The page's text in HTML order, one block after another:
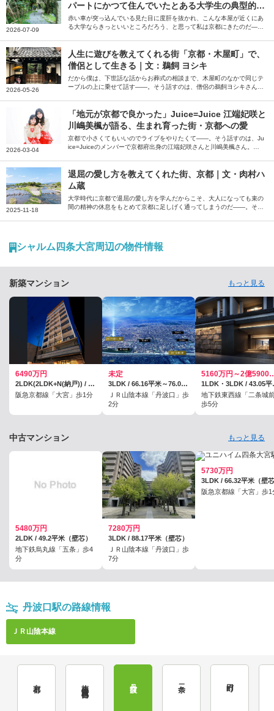
2026-07-09
パートにかつて住んでいたとある大学生の典型的休
日の記録｜文・中村季節（作家／大工見習い）
赤い車が突っ込んでいる見た目に度肝を抜かれ、こんな本屋が近くにあ
る大学ならきっといいところだろう、と思って私は京都にきたのだ―
ただきました。
2026-05-26
人生に遊びを教えてくれる街「京都・木屋町」で、
僧侶として生きる｜文：鵜飼 ヨシキ
だから僕は、下世話な話からお葬式の相談まで、木屋町のなかで同じテ
ーブルの上に乗せて話す――。そう話すのは、僧侶の鵜飼ヨシキさん。
2026-03-04
「地元が京都で良かった」Juice=Juice 江端妃咲と
川嶋美楓が語る、生まれ育った街・京都への愛
京都で小さくてもいいのでライブをやりたくて――。そう話すのは、Ju
ice=Juiceのメンバーで京都府出身の江端妃咲さんと川嶋美楓さん。幼
2025-11-18
退屈の愛し方を教えてくれた街、京都｜文・肉村ハ
ム蔵
大学時代に京都で退屈の愛し方を学んだからこそ、大人になっても束の
間の精神の休息をもとめて京都に足しげく通ってしまうのだ――。そう
シャルム四条大宮周辺の物件情報
新築マンション もっと見る
6490万円
2LDK(2LDK+N(納戸)) / 60.65平米
阪急京都線「大宮」歩1分
未定
3LDK / 66.16平米～76.02平米、(トランクルーム面積0.51平米～1.26平米を含む)
ＪＲ山陰本線「丹波口」歩
2分
5160万円
1LDK・
地下鉄東西線「二条城
歩5分
中古マンション もっと見る
5480万円
2LDK / 49.2平米（壁芯）
地下鉄烏丸線「五条」歩4
分
7280万円
3LDK / 88.17平米（壁芯）
ＪＲ山陰本線「丹波口」歩
7分
5730万円
3LDK / 66.32平米（壁
阪急京都線「大宮」歩1
丹波口駅の路線情報
ＪＲ山陰本線
梅小路京都西